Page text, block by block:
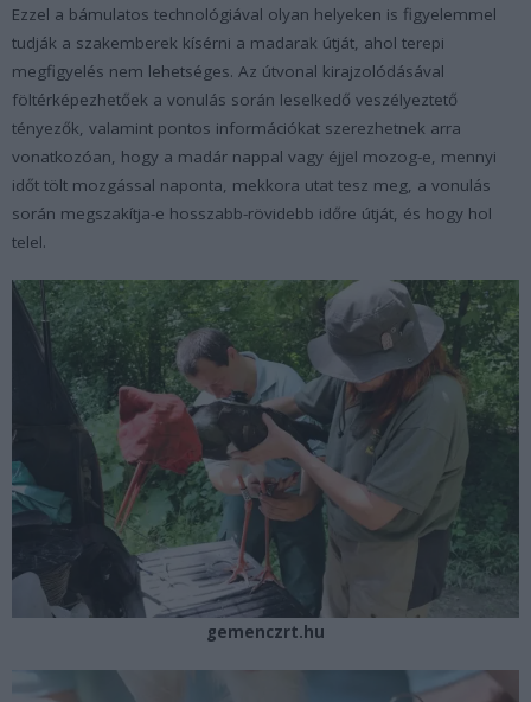
Ezzel a bámulatos technológiával olyan helyeken is figyelemmel
tudják a szakemberek kísérni a madarak útját, ahol terepi
megfigyelés nem lehetséges. Az útvonal kirajzolódásával
föltérképezhetőek a vonulás során leselkedő veszélyeztető
tényezők, valamint pontos információkat szerezhetnek arra
vonatkozóan, hogy a madár nappal vagy éjjel mozog-e, mennyi
időt tölt mozgással naponta, mekkora utat tesz meg, a vonulás
során megszakítja-e hosszabb-rövidebb időre útját, és hogy hol
telel.
gemenczrt.hu